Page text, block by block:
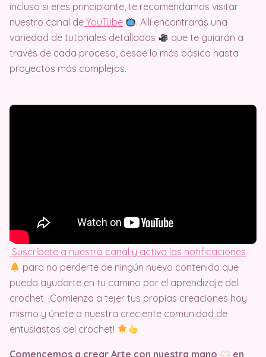
incluso si eres principiante, te recomendamos visitar
nuestro canal de YouTube
. Allí encontrarás una
variedad de tutoriales detallados
que te guiarán a
través de cada proceso, desde lo más básico hasta
proyectos más complejos.
Suscríbete a nuestro canal y activa las notificaciones
para no perderte de ningún nuevo contenido que
pueda ayudarte en tu camino por el aprendizaje del
crochet. ¡Comienza a tejer tus propias creaciones hoy
mismo y únete a nuestra creciente comunidad de
entusiastas del crochet!
Comencemos a crear Arte con nuestra mano en